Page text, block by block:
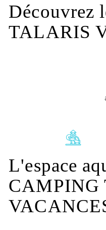
Découvrez
TALARIS
L'espace
CAMPING